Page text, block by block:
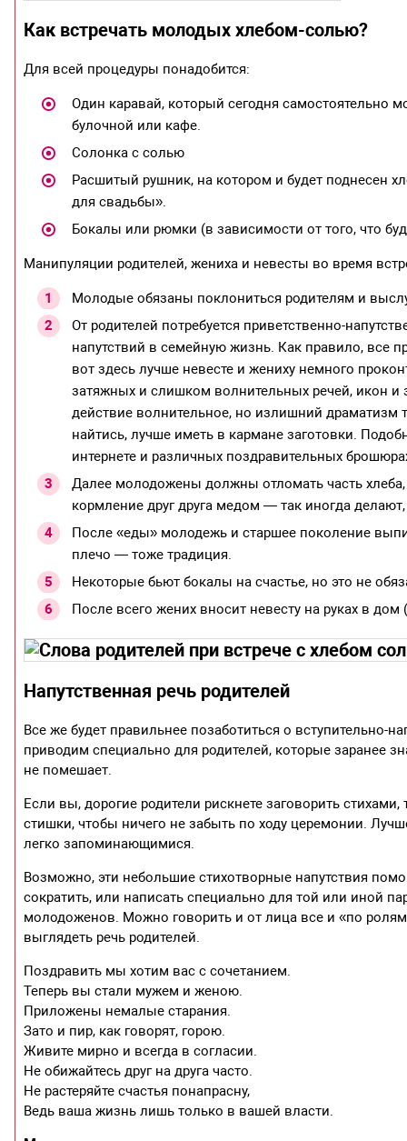
Как встречать молодых хлебом-солью?
Для всей процедуры понадобится:
Один каравай, который сегодня самостоятельно
булочной или кафе.
Солонка с солью
Расшитый рушник, на котором и будет поднесен
для свадьбы».
Бокалы или рюмки (в зависимости от того, что
Манипуляции родителей, жениха и невесты во время
Молодые обязаны поклониться родителям и
От родителей потребуется приветственно-
напутствий в семейную жизнь. Как правило, все
вот здесь лучше невесте и жениху немного
затяжных и слишком волнительных речей, икон и
действие волнительное, но излишний драматизм
найтись, лучше иметь в кармане заготовки.
интернете и различных поздравительных
Далее молодожены должны отломать часть
кормление друг друга медом — так иногда
После «еды» молодежь и старшее поколение
плечо — тоже традиция.
Некоторые бьют бокалы на счастье, но это не
После всего жених вносит невесту на руках в дом
Напутственная речь родителей
Все же будет правильнее позаботиться о вступительно-
приводим специально для родителей, которые заранее
не помешает.
Если вы, дорогие родители рискнете заговорить
стишки, чтобы ничего не забыть по ходу церемонии.
легко запоминающимися.
Возможно, эти небольшие стихотворные напутствия
сократить, или написать специально для той или иной
молодоженов. Можно говорить и от лица все и «по
выглядеть речь родителей.
Поздравить мы хотим вас с сочетанием.
Теперь вы стали мужем и женою.
Приложены немалые старания.
Зато и пир, как говорят, горою.
Живите мирно и всегда в согласии.
Не обижайтесь друг на друга часто.
Не растеряйте счастья понапрасну,
Ведь ваша жизнь лишь только в вашей власти.